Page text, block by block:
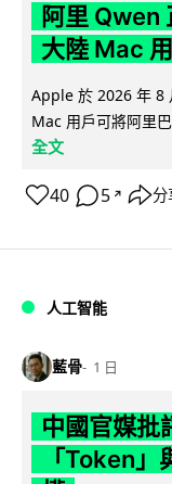
阿里 Qwen
大陸 Mac
Apple 於 2026 年 8
Mac 用戶可將阿里
全文
40 5 ↗ 分
人工智能
藍骨 1 日
中國官媒
「Token